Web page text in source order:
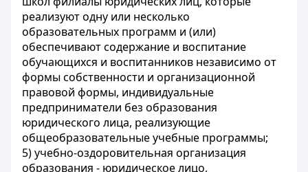
реализуют одну или несколько
образовательных программ и (или)
обеспечивают содержание и воспитание
обучающихся и воспитанников независимо от
формы собственности и организационной
правовой формы, индивидуальные
предприниматели без образования
юридического лица, реализующие
общеобразовательные учебные программы;
5) учебно-оздоровительная организация
образования - юридическое лицо,